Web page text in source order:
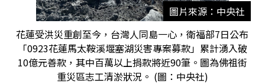
圖片來源：中央社
花蓮受洪災重創至今，台灣人同島一心，衛福部7日公布
「0923花蓮馬太鞍溪堰塞湖災害專案募款」累計湧入破
10億元善款，其中百萬以上捐款將近90筆。圖為佛祖街
重災區志工清淤狀況。 (圖：中央社)